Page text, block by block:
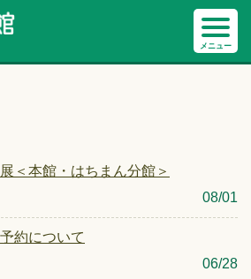
＜本館・はちまん分館＞
08/01
約について
06/28